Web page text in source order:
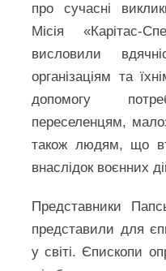
про сучасні
Місія «Карітас-
висловили
організаціям та
допомогу
переселенцям,
також людям, що
внаслідок воєнних
Представники
представили для
у світі. Єпископи